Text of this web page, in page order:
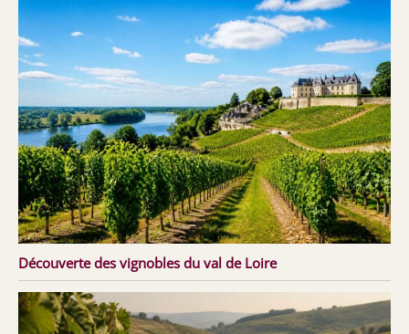
Découverte des vignobles du val de Loire